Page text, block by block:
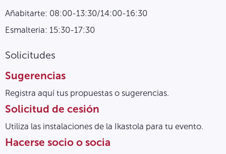
Añabitarte: 08:00-13:30/14:00-16:30
Esmalteria: 15:30-17:30
Solicitudes
Sugerencias
Registra aquí tus propuestas o sugerencias.
Solicitud de cesión
Utiliza las instalaciones de la Ikastola para tu evento.
Hacerse socio o socia